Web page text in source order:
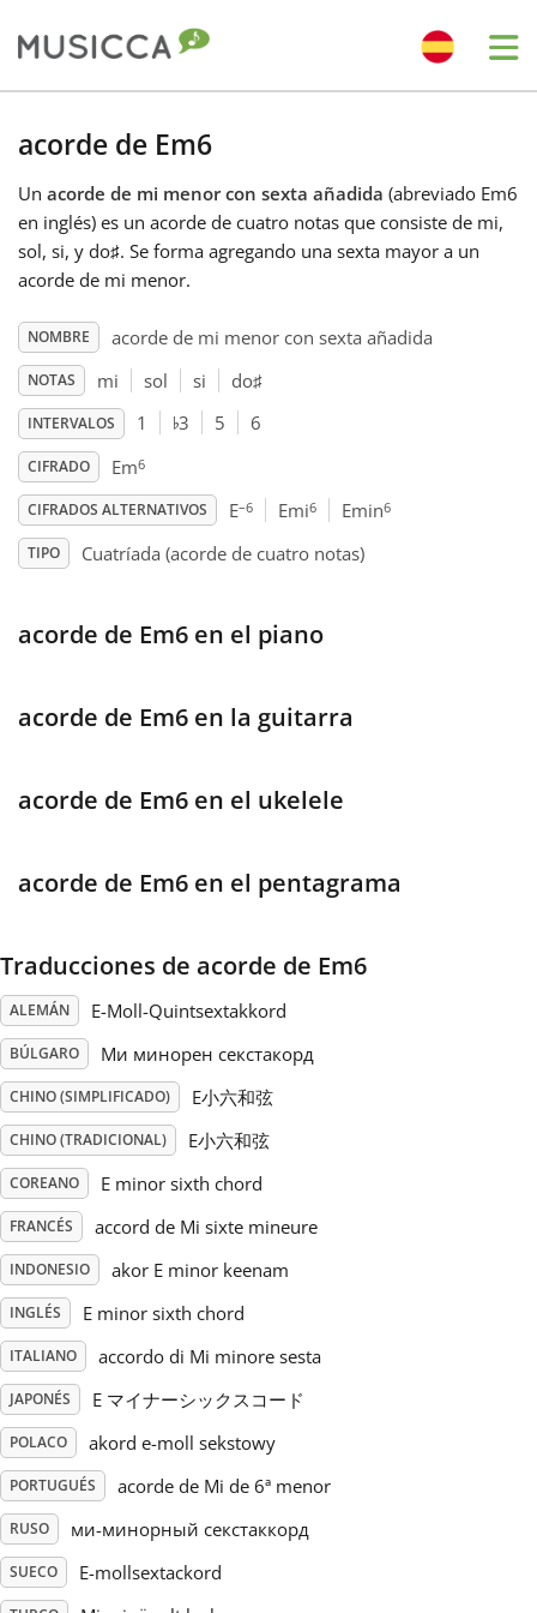
Български
Dansk
Deutsch
English
Español
Italiano
日本語
Polski
Português
Русский
Svenska
Tiếng Việt
Türkçe
简体中文
繁體中文
acorde de Em6
Un acorde de mi menor con sexta añadida (abreviado Em6
en inglés) es un acorde de cuatro notas que consiste de mi,
sol, si, y do♯. Se forma agregando una sexta mayor a un
acorde de mi menor.
NOMBRE acorde de mi menor con sexta añadida
NOTAS mi sol si do♯
INTERVALOS 1 ♭3 5 6
CIFRADO Em6
CIFRADOS ALTERNATIVOS E–6 Emi6 Emin6
TIPO Cuatríada (acorde de cuatro notas)
acorde de Em6 en el piano
acorde de Em6 en la guitarra
acorde de Em6 en el ukelele
acorde de Em6 en el pentagrama
Traducciones de acorde de Em6
ALEMÁN E-Moll-Quintsextakkord
BÚLGARO Ми минорен секстакорд
CHINO (SIMPLIFICADO) E小六和弦
CHINO (TRADICIONAL) E小六和弦
COREANO E minor sixth chord
FRANCÉS accord de Mi sixte mineure
INDONESIO akor E minor keenam
INGLÉS E minor sixth chord
ITALIANO accordo di Mi minore sesta
JAPONÉS E マイナーシックスコード
POLACO akord e-moll sekstowy
PORTUGUÉS acorde de Mi de 6ª menor
RUSO ми-минорный секстаккорд
SUECO E-mollsextackord